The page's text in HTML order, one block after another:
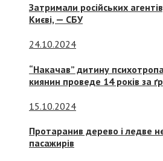
Затримали російських
Києві, — СБУ
24.10.2024
“Накачав” дитину
киянин проведе 14 років за
15.10.2024
Протаранив дерево і ледве
пасажирів